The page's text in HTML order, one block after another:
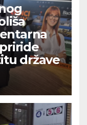
države